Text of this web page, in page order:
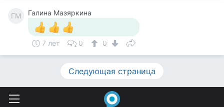
ГМ Галина Мазяркина
7 лет 0 0
Следующая страница